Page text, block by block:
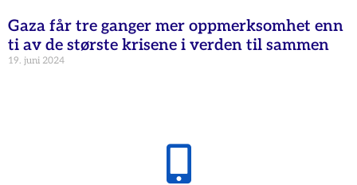
Gaza får tre ganger mer oppmerksomhet enn
ti av de største krisene i verden til sammen
19. juni 2024